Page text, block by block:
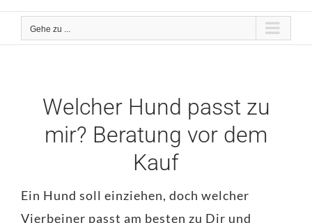
Gehe zu ...
Welcher Hund passt zu
mir? Beratung vor dem
Kauf
Ein Hund soll einziehen, doch welcher
Vierbeiner passt am besten zu Dir und